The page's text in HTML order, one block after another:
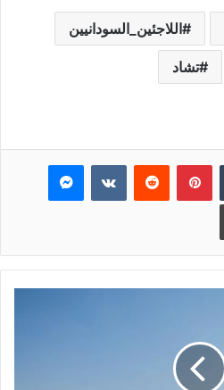
اللاجئين_السودانيين
تشاد
بينتيريست ماسنجر
طباعة